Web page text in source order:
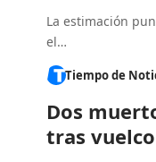
La estimación
el…
Tiempo de
Dos
tras